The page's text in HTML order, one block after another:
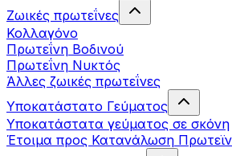
Ζωικές πρωτεΐνες
Κολλαγόνο
Πρωτεΐνη Βοδινού
Πρωτεΐνη Νυκτός
Άλλες ζωικές πρωτεΐνες
Υποκατάστατο Γεύματος
Υποκατάστατα γεύματος σε σκόνη
Έτοιμα προς Κατανάλωση